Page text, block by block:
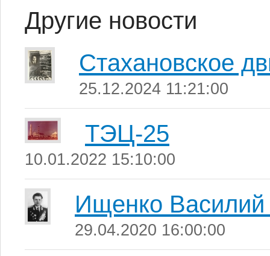
Другие новости
Стахановское
25.12.2024 11:21:00
ТЭЦ-25
10.01.2022 15:10:00
Ищенко Василий
29.04.2020 16:00:00